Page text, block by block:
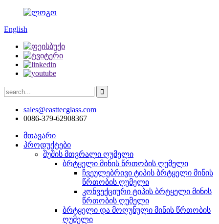
English
sales@easttecglass.com
0086-379-62908367
მთავარი
პროდუქტები
შუშის მთვრალი ღუმელი
ბრტყელი მინის წრთობის ღუმელი
ჩვეულებრივი ტიპის ბრტყელი მინის
წრთობის ღუმელი
კონვექციური ტიპის ბრტყელი მინის
წრთობის ღუმელი
ბრტყელი და მოღუნული მინის წრთობის
ღუმელი